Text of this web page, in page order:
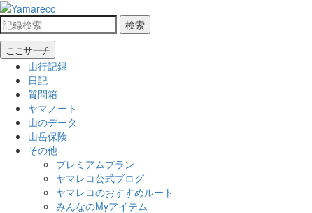
検索
ここサーチ
山行記録
日記
質問箱
ヤマノート
山のデータ
山岳保険
その他
プレミアムプラン
ヤマレコ公式ブログ
ヤマレコのおすすめルート
みんなのMyアイテム